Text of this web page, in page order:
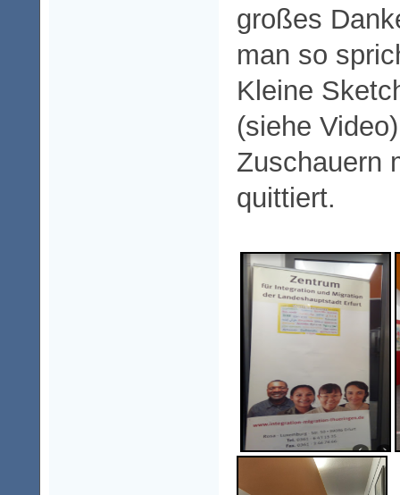
großes
man so
Kleine
(siehe
Zuschauern
quittiert.